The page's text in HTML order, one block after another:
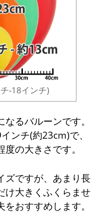
-18インチ)
るバルーンです。
ンチ(約23cm)で、
の大きさです。
ズですが、あまり長
け大きくふくらませ
おすすめします。